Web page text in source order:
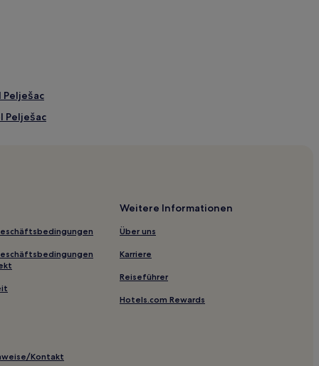
Pelješac
Pelješac
in Orebic
Kontakt
Weitere Informationen
Über uns
Karriere
Reiseführer
Hotels.com Rewards